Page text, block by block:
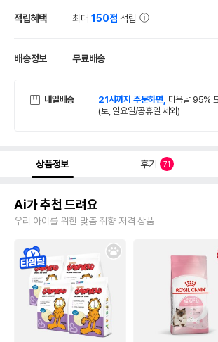
적립혜택 최대150점 적립
배송정보 무료배송
내일배송 21시까지 주문하면, 다음날 95%
(토, 일요일/공휴일 제외)
상품정보 후기 71
Ai가 추천 드려요
우리 아이를 위한 맞춤 취향 저격 상품